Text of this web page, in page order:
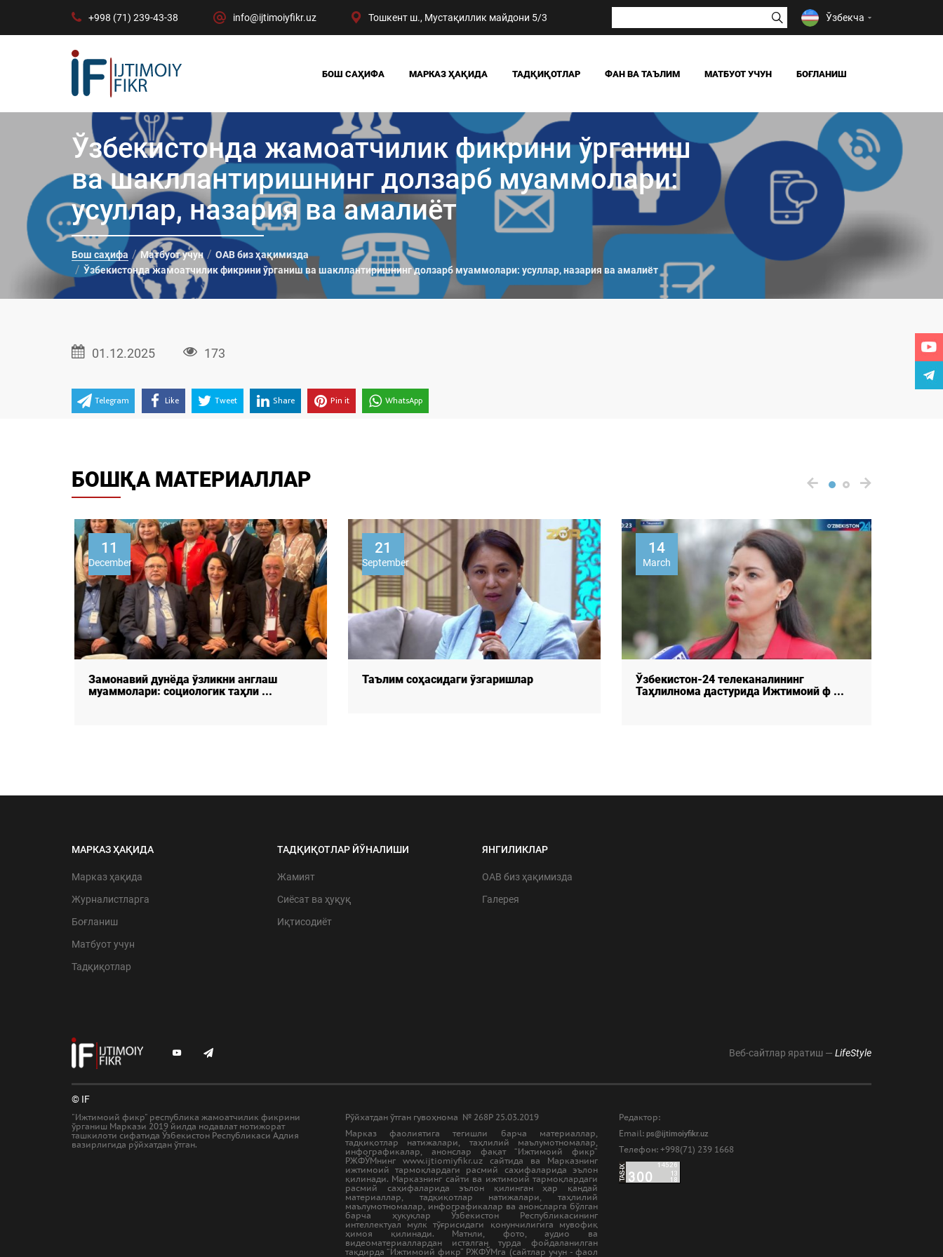
+998 (71) 239-43-38 info@ijtimoiyfikr.uz Тошкент ш., Мустақиллик майдони 5/3 Ўзбекча
БОШ САҲИФА МАРКАЗ ҲАҚИДА
БИЗНИНГ ЮТУҚЛАРИМИЗ
РАҲБАРИЯТ
МАРКАЗ ТУЗИЛМАСИ
ТАДҚИҚОТЛАР
ЖАМИЯТ
СИЁСАТ ВА ҲУҚУҚ
ИҚТИСОДИЁТ
DIGITAL СОЦИОЛОГИЯ
ФАН ВА ТАЪЛИМ МАТБУОТ УЧУН
ЯНГИЛИКЛАР
ОАВ БИЗ ҲАҚИМИЗДА
БОҒЛАНИШ
Ўзбекистонда жамоатчилик фикрини ўрганиш
ва шакллантиришнинг долзарб муаммолари:
усуллар, назария ва амалиёт
Бош саҳифа Матбуот учун
ОАВ биз ҳақимизда
Ўзбекистонда жамоатчилик фикрини ўрганиш ва шакллантиришнинг долзарб муаммолари: усуллар, назария ва амалиёт
01.12.2025 173
Telegram Like Tweet Share Pin it WhatsApp
БОШҚА МАТЕРИАЛЛАР
11
December
Замонавий дунёда ўзликни англаш
муаммолари: социологик таҳли ...
21
September
Таълим соҳасидаги ўзгаришлар
14
March
Ўзбекистон-24 телеканалининг
Таҳлилнома дастурида Ижтимоий ф ...
МАРКАЗ ҲАҚИДА
Марказ ҳақида
Журналистларга
Боғланиш
Матбуот учун
Тадқиқотлар
ТАДҚИҚОТЛАР ЙЎНАЛИШИ
Жамият
Сиёсат ва ҳуқуқ
Иқтисодиёт
ЯНГИЛИКЛАР
ОАВ биз ҳақимизда
Галерея
Веб-сайтлар яратиш — LifeStyle
© IF
"Ижтимоий фикр" республика жамоатчилик фикрини
ўрганиш Маркази 2019 йилда нодавлат нотижорат
ташкилоти сифатида Ўзбекистон Республикаси Адлия
вазирлигида рўйхатдан ўтган.
Рўйхатдан ўтган гувоҳнома № 268Р 25.03.2019
Марказ фаолиятига тегишли барча материаллар,
тадқиқотлар натижалари, таҳлилий маълумотномалар,
инфографикалар, анонслар фақат “Ижтимоий фикр”
РЖФЎМнинг www.ijtiomiyfikr.uz сайтида ва Марказнинг
ижтимоий тармоқлардаги расмий саҳифаларида эълон
қилинади. Марказнинг сайти ва ижтимоий тармоқлардаги
расмий саҳифаларида эълон қилинган ҳар қандай
материаллар, тадқиқотлар натижалари, таҳлилий
маълумотномалар, инфографикалар ва анонсларга бўлган
барча ҳуқуқлар Ўзбекистон Республикасининг
интеллектуал мулк тўғрисидаги қонунчилигига мувофиқ
ҳимоя қилинади. Матнли, фото, аудио ва
видеоматериаллардан исталган турда фойдаланилган
тақдирда “Ижтимоий фикр” РЖФЎМга (сайтлар учун - фаол
Редактор:
Email: ps@ijtimoiyfikr.uz
Tелефон: +998(71) 239 1668